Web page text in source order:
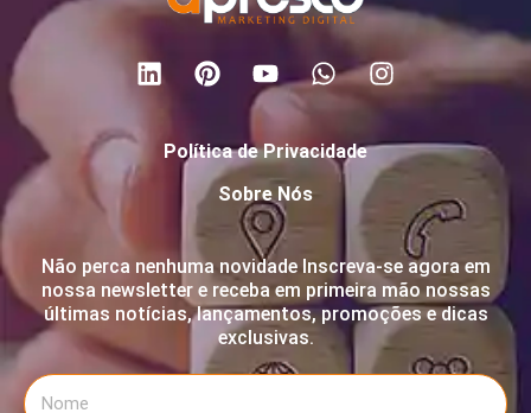
Política de Privacidade
Sobre Nós
Não perca nenhuma novidade Inscreva-se agora em
nossa newsletter e receba em primeira mão nossas
últimas notícias, lançamentos, promoções e dicas
exclusivas.